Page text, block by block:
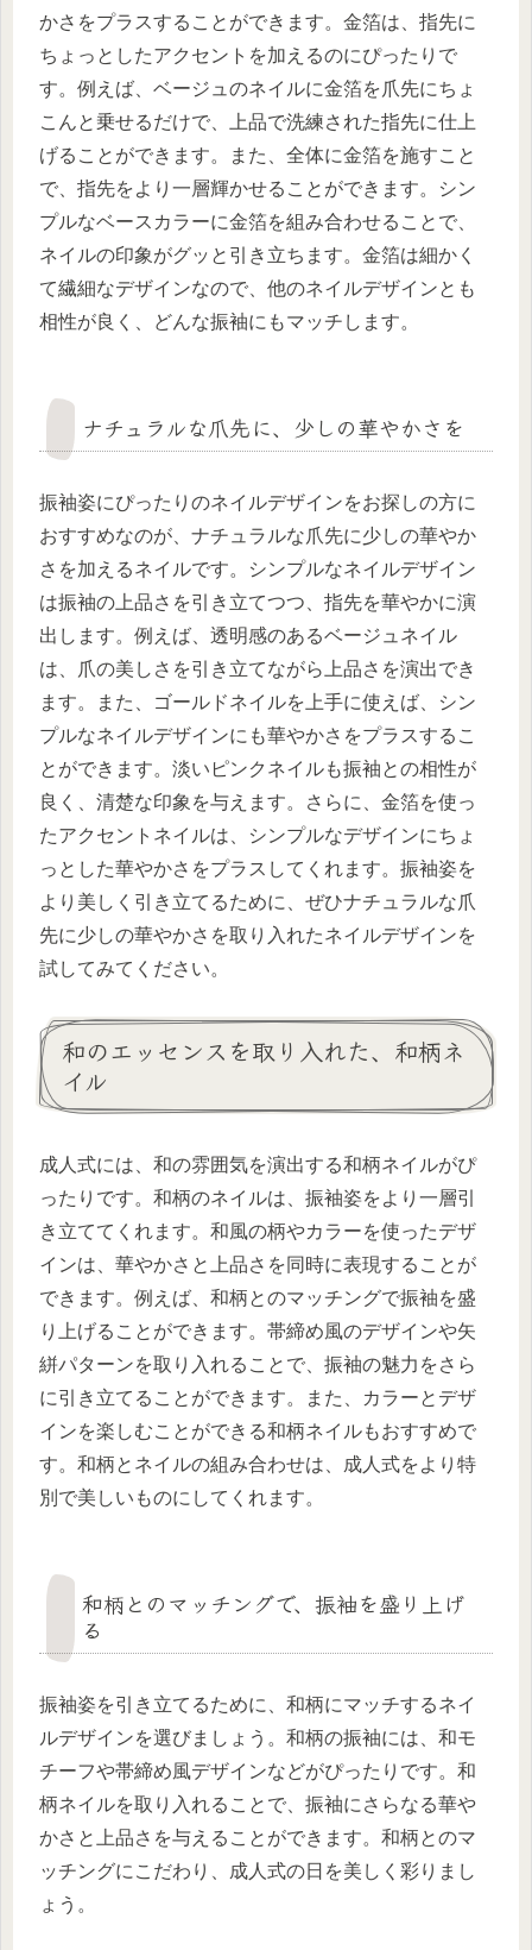
かさをプラスすることができます。金箔は、指先に
ちょっとしたアクセントを加えるのにぴったりで
す。例えば、ベージュのネイルに金箔を爪先にちょ
こんと乗せるだけで、上品で洗練された指先に仕上
げることができます。また、全体に金箔を施すこと
で、指先をより一層輝かせることができます。シン
プルなベースカラーに金箔を組み合わせることで、
ネイルの印象がグッと引き立ちます。金箔は細かく
て繊細なデザインなので、他のネイルデザインとも
相性が良く、どんな振袖にもマッチします。
ナチュラルな爪先に、少しの華やかさを
振袖姿にぴったりのネイルデザインをお探しの方に
おすすめなのが、ナチュラルな爪先に少しの華やか
さを加えるネイルです。シンプルなネイルデザイン
は振袖の上品さを引き立てつつ、指先を華やかに演
出します。例えば、透明感のあるベージュネイル
は、爪の美しさを引き立てながら上品さを演出でき
ます。また、ゴールドネイルを上手に使えば、シン
プルなネイルデザインにも華やかさをプラスするこ
とができます。淡いピンクネイルも振袖との相性が
良く、清楚な印象を与えます。さらに、金箔を使っ
たアクセントネイルは、シンプルなデザインにちょ
っとした華やかさをプラスしてくれます。振袖姿を
より美しく引き立てるために、ぜひナチュラルな爪
先に少しの華やかさを取り入れたネイルデザインを
試してみてください。
和のエッセンスを取り入れた、和柄ネ
イル
成人式には、和の雰囲気を演出する和柄ネイルがぴ
ったりです。和柄のネイルは、振袖姿をより一層引
き立ててくれます。和風の柄やカラーを使ったデザ
インは、華やかさと上品さを同時に表現することが
できます。例えば、和柄とのマッチングで振袖を盛
り上げることができます。帯締め風のデザインや矢
絣パターンを取り入れることで、振袖の魅力をさら
に引き立てることができます。また、カラーとデザ
インを楽しむことができる和柄ネイルもおすすめで
す。和柄とネイルの組み合わせは、成人式をより特
別で美しいものにしてくれます。
和柄とのマッチングで、振袖を盛り上げ
る
振袖姿を引き立てるために、和柄にマッチするネイ
ルデザインを選びましょう。和柄の振袖には、和モ
チーフや帯締め風デザインなどがぴったりです。和
柄ネイルを取り入れることで、振袖にさらなる華や
かさと上品さを与えることができます。和柄とのマ
ッチングにこだわり、成人式の日を美しく彩りまし
ょう。